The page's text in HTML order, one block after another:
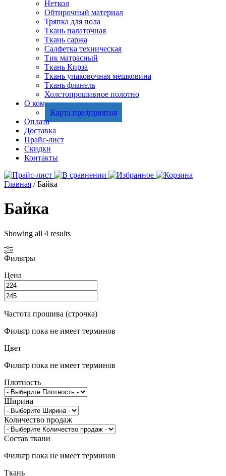
Неткол
Обтирочный материал
Тряпка для пола
Ткань палаточная
Ткань саржа
Салфетка техническая
Тик матрасный
Ткань Кирза
Ткань упаковочная мешковина
Ткань фланель
Холстопрошивное полотно
О компании
Карта предприятия
Оплата
Доставка
Прайс-лист
Скидки
Контакты
Главная / Байка
Байка
Showing all 4 results
Фильтры
Цена
Частота прошива (строчка)
Фильтр пока не имеет терминов
Цвет
Фильтр пока не имеет терминов
Плотность
Ширина
Количество продаж
Состав ткани
Фильтр пока не имеет терминов
Ткань